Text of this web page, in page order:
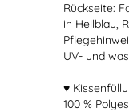
Rückseite:
in Hellblau,
UV- und
♥
100 %